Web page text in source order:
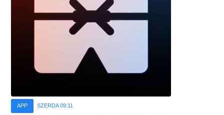
APP SZERDA 09:11